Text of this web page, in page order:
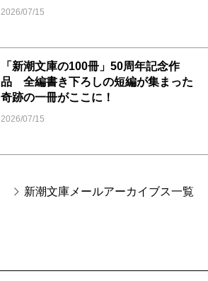
2026/07/15
「新潮文庫の100冊」50周年記念作
品 全編書き下ろしの短編が集まった
奇跡の一冊がここに！
2026/07/15
新潮文庫メールアーカイブス一覧